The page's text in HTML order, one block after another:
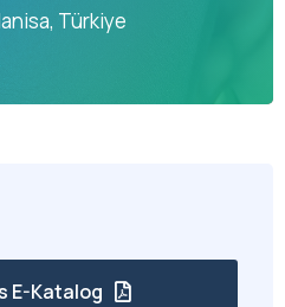
Türkiye
E-Katalog